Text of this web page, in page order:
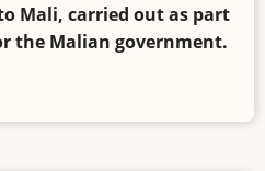
Mali, carried out as part
the Malian government.